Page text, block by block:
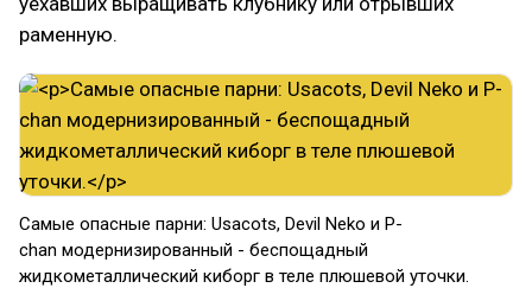
раменную.
Самые опасные парни: Usacots, Devil Neko и P-
chan модернизированный - беспощадный
жидкометаллический киборг в теле плюшевой уточки.